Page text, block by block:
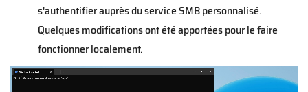
s'authentifier auprès du service SMB personnalisé.
Quelques modifications ont été apportées pour le faire
fonctionner localement.
V